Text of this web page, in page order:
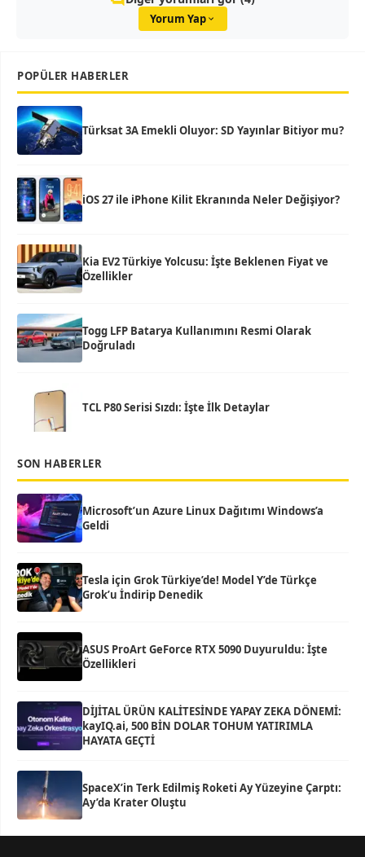
Yorum Yap
POPÜLER HABERLER
Türksat 3A Emekli Oluyor: SD Yayınlar Bitiyor mu?
iOS 27 ile iPhone Kilit Ekranında Neler Değişiyor?
Kia EV2 Türkiye Yolcusu: İşte Beklenen Fiyat ve
Özellikler
Togg LFP Batarya Kullanımını Resmi Olarak
Doğruladı
TCL P80 Serisi Sızdı: İşte İlk Detaylar
SON HABERLER
Microsoft’un Azure Linux Dağıtımı Windows’a
Geldi
Tesla için Grok Türkiye’de! Model Y’de Türkçe
Grok’u İndirip Denedik
ASUS ProArt GeForce RTX 5090 Duyuruldu: İşte
Özellikleri
DİJİTAL ÜRÜN KALİTESİNDE YAPAY ZEKA DÖNEMİ:
kayIQ.ai, 500 BİN DOLAR TOHUM YATIRIMLA
HAYATA GEÇTİ
SpaceX’in Terk Edilmiş Roketi Ay Yüzeyine Çarptı:
Ay’da Krater Oluştu